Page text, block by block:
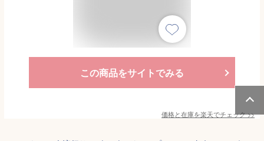
この商品をサイトでみる
価格と在庫を楽天でチェック>>